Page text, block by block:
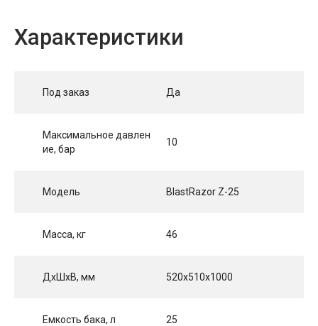
Характеристики
Под заказ Да
Максимальное давлен
ие, бар
10
Модель BlastRazor Z-25
Масса, кг 46
ДхШхВ, мм 520x510x1000
Емкость бака, л 25